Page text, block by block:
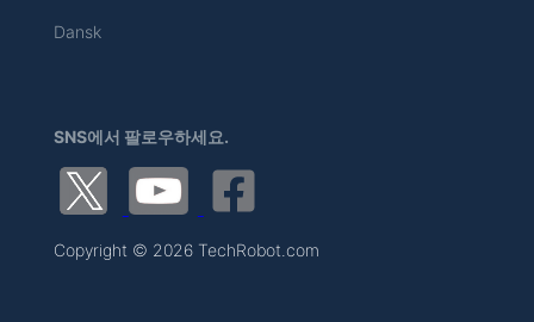
Dansk
SNS에서 팔로우하세요.
Copyright © 2026 TechRobot.com